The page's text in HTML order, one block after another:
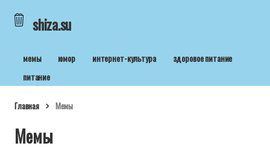
shiza.su
мемы юмор интернет-культура
здоровое питание
питание
Главная Мемы
Мемы